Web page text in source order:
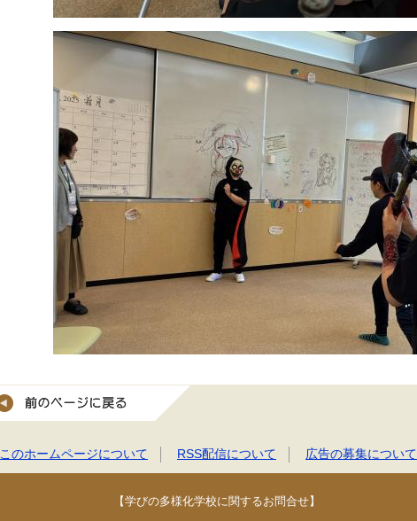
このホームページについて RSS配信について 広告の募集について
【学びの多様化学校に関するお問合せ】